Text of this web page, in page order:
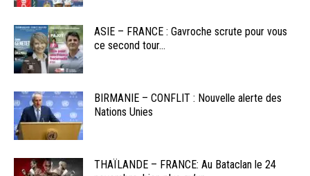
ASIE – FRANCE : Gavroche scrute pour vous
ce second tour...
BIRMANIE – CONFLIT : Nouvelle alerte des
Nations Unies
THAÏLANDE – FRANCE: Au Bataclan le 24